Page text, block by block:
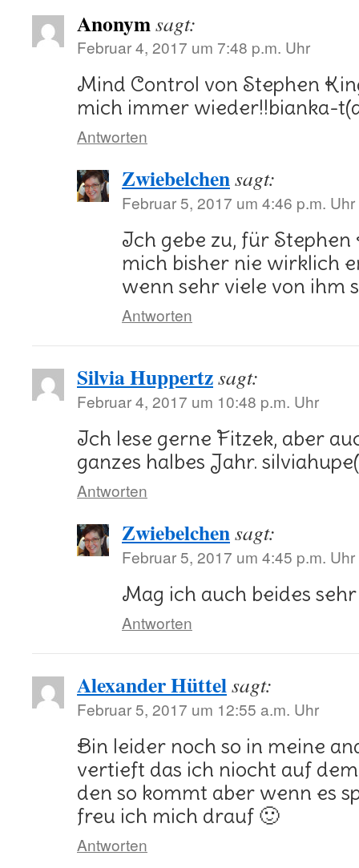
Anonymsagt:
Februar 4, 2017 um 7:48 p.m. Uhr
Mind Control von Stephen
mich immer wieder!!bianka-
Antworten
Zwiebelchensagt:
Februar 5, 2017 um 4:46 p.m. Uhr
Ich gebe zu, für Stephen
mich bisher nie wirklich
wenn sehr viele von ihm
Antworten
Silvia Huppertzsagt:
Februar 4, 2017 um 10:48 p.m. Uhr
Ich lese gerne Fitzek, aber
ganzes halbes Jahr.
Antworten
Zwiebelchensagt:
Februar 5, 2017 um 4:45 p.m. Uhr
Mag ich auch beides
Antworten
Alexander Hüttelsagt:
Februar 5, 2017 um 12:55 a.m. Uhr
Bin leider noch so in meine
vertieft das ich niocht auf
den so kommt aber wenn es
freu ich mich drauf 🙂
Antworten